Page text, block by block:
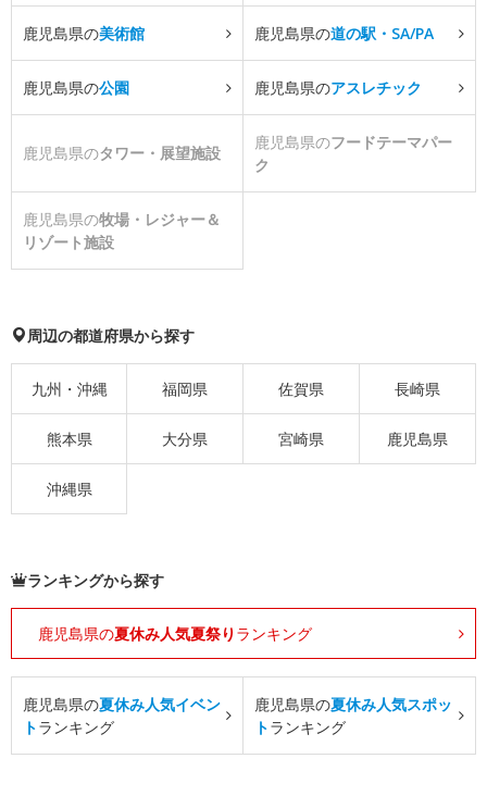
鹿児島県の美術館 鹿児島県の道の駅・SA/PA
鹿児島県の公園 鹿児島県のアスレチック
鹿児島県のタワー・展望施設
鹿児島県のフードテーマパー
ク
鹿児島県の牧場・レジャー＆
リゾート施設
周辺の都道府県から探す
九州・沖縄 福岡県 佐賀県 長崎県
熊本県 大分県 宮崎県 鹿児島県
沖縄県
ランキングから探す
鹿児島県の夏休み人気夏祭り ランキング
鹿児島県の夏休み人気イベン
トランキング
鹿児島県の夏休み人気スポッ
トランキング